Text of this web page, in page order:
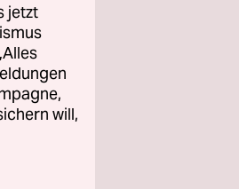
jetzt
will,